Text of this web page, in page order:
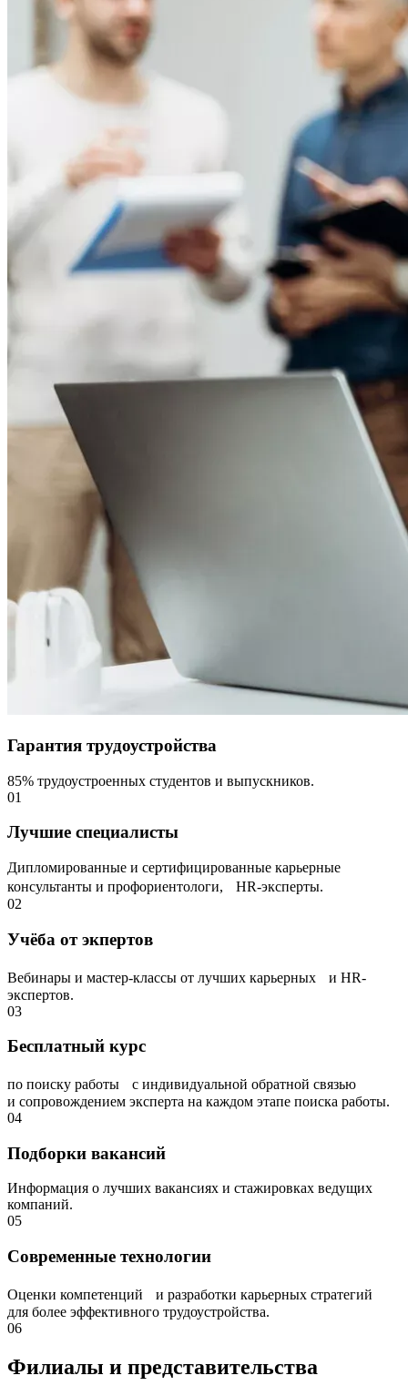
Гарантия трудоустройства
85% трудоустроенных студентов и выпускников.
01
Лучшие специалисты
Дипломированные и сертифицированные карьерные
консультанты и профориентологи, НR-эксперты.
02
Учёба от экпертов
Вебинары и мастер-классы от лучших карьерных и HR-
экспертов.
03
Бесплатный курс
по поиску работы с индивидуальной обратной связью
и сопровождением эксперта на каждом этапе поиска работы.
04
Подборки вакансий
Информация о лучших вакансиях и стажировках ведущих
компаний.
05
Современные технологии
Оценки компетенций и разработки карьерных стратегий
для более эффективного трудоустройства.
06
Филиалы и представи­тельства